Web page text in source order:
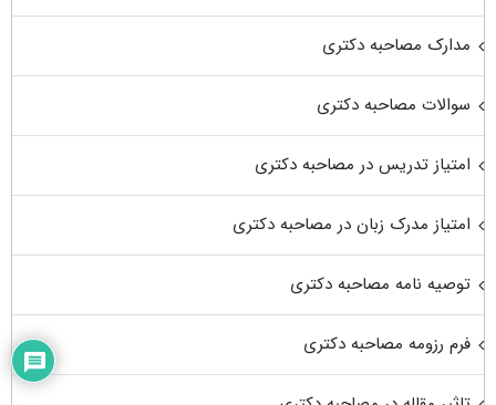
مدارک مصاحبه دکتری
سوالات مصاحبه دکتری
امتیاز تدریس در مصاحبه دکتری
امتیاز مدرک زبان در مصاحبه دکتری
توصیه نامه مصاحبه دکتری
فرم رزومه مصاحبه دکتری